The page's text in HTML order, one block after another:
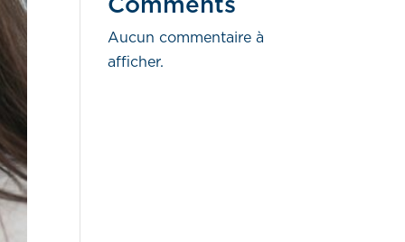
Comments
Aucun commentaire à
afficher.